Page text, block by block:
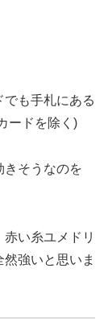
も手札にある
ードを除く)
きそうなのを
い糸ユメドリ
強いと思いま